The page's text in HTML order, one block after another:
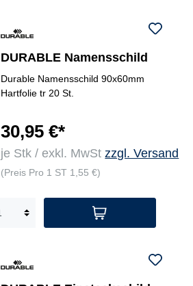
DURABLE Namensschild
Durable Namensschild 90x60mm
Hartfolie tr 20 St.
30,95 €*
je Stk / exkl. MwStzzgl. Versand
(Preis Pro 1 ST 1,55 €)